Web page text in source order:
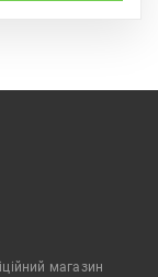
магазин